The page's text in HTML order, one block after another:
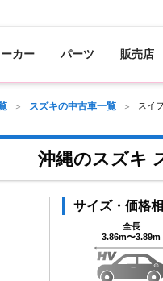
ーカー パーツ 販売店
スズキの中古車一覧 スイ
沖縄のスズキ
サイズ・価格
全長
3.86m〜3.89m